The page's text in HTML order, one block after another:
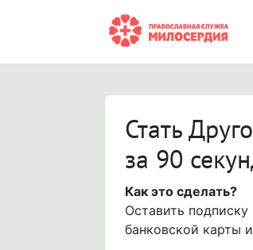
Стать
за 90
Как это сделать?
Оставить подписку
банковской карты